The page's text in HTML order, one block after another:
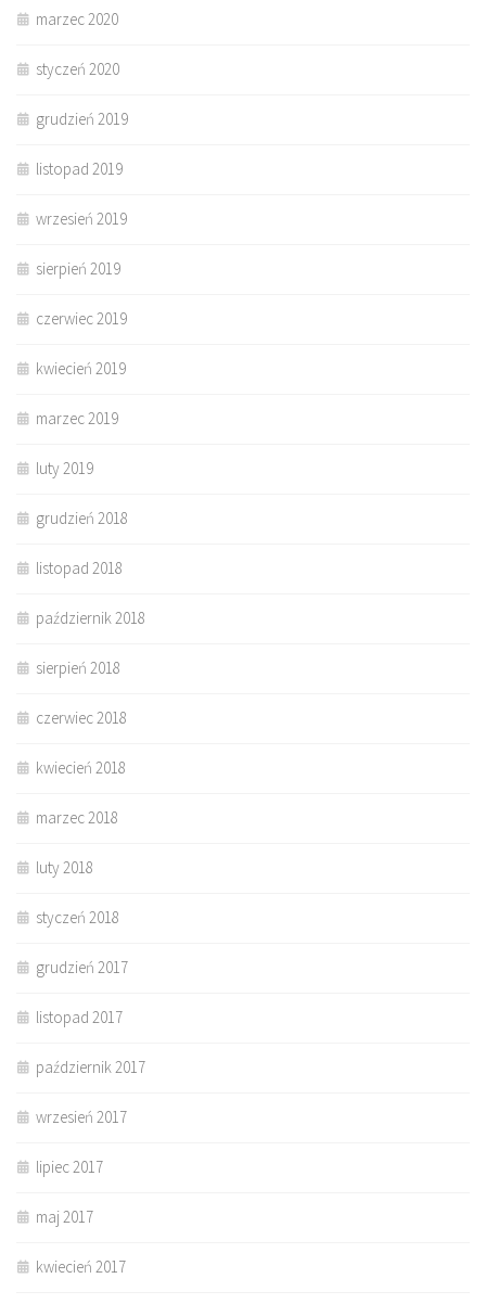
marzec 2020
styczeń 2020
grudzień 2019
listopad 2019
wrzesień 2019
sierpień 2019
czerwiec 2019
kwiecień 2019
marzec 2019
luty 2019
grudzień 2018
listopad 2018
październik 2018
sierpień 2018
czerwiec 2018
kwiecień 2018
marzec 2018
luty 2018
styczeń 2018
grudzień 2017
listopad 2017
październik 2017
wrzesień 2017
lipiec 2017
maj 2017
kwiecień 2017